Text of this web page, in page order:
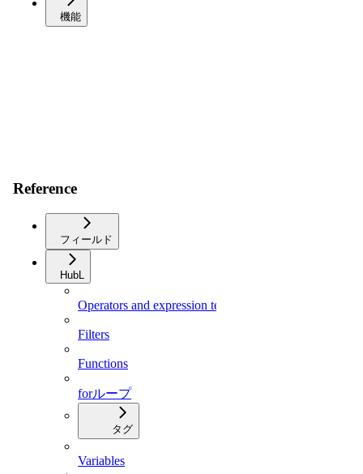
機能
Reference
フィールド
HubL
Operators and expression tests
Filters
Functions
forループ
タグ
Variables